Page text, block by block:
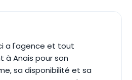
a l'agence et tout
à Anais pour son
sa disponibilité et sa